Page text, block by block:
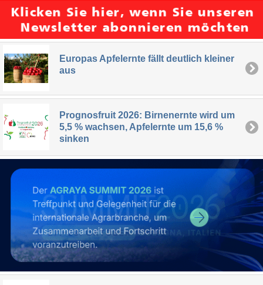
Europas Apfelernte fällt deutlich kleiner
aus
Prognosfruit 2026: Birnenernte wird um
5,5 % wachsen, Apfelernte um 15,6 %
sinken